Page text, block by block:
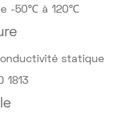
-50℃ à 120℃
statique
1813